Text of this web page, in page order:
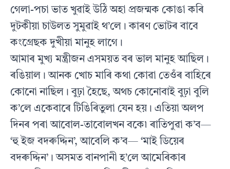
গেলা-পচা ভাত খুৱাই উঠি অহা প্ৰজন্মক কোঙা কৰি
দুটকীয়া চাউলত সুমুৱাই থ’লে। কাৰণ ভোটৰ বাবে
কংগ্ৰেছক দুখীয়া মানুহ লাগে।
আমাৰ মুখ্য মন্ত্ৰীজন এসময়ত বৰ ভাল মানুহ আছিল।
ৰঙিয়াল। আনক খোচ মাৰি কথা কোৱা তেওঁৰ বাহিৰে
কোনো নাছিল। বুঢ়া হৈছে, অথচ কোনোবাই বুঢ়া বুলি
ক’লে একেবাৰে টিঙিৰিতুলা যেন হয়। এতিয়া অলপ
দিনৰ পৰা আবোল-তাবোলখন বকে৷ ৰাতিপুৱা ক’ব—
‘হু ইজ বদৰুদ্দিন’, আবেলি ক’ব— ‘মাই ডিয়েৰ
বদৰুদ্দিন’। অসমত বানপানী হ’লে আমেৰিকাৰ